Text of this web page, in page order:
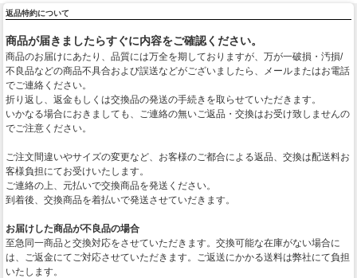
返品特約について
商品が届きましたらすぐに内容をご確認ください。
商品のお届けにあたり、品質には万全を期しておりますが、万が一破損・汚損/
不良品などの商品不具合および誤送などがございましたら、メールまたはお電話
でご連絡ください。
折り返し、返金もしくは交換品の発送の手続きを取らせていただきます。
いかなる場合におきましても、ご連絡の無いご返品・交換はお受け致しませんの
でご注意ください。
ご注文間違いやサイズの変更など、お客様のご都合による返品、交換は配送料お
客様負担にてお受けいたします。
ご連絡の上、元払いで交換商品を発送ください。
到着後、交換商品を着払いで発送させていだきます。
お届けした商品が不良品の場合
至急同一商品と交換対応をさせていただきます。交換可能な在庫がない場合に
は、ご返金にてご対応させていただきます。ご返送にかかる送料は弊社にて負担
いたします。